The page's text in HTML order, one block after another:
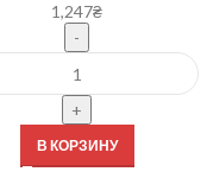
1,247₴
В КОРЗИНУ